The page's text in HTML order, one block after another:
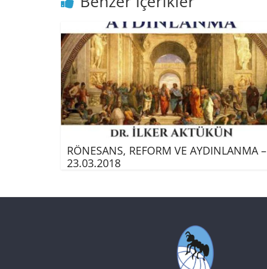
RÖNESANS, REFORM VE AYDINLANMA –
23.03.2018